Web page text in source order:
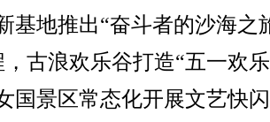
基地推出“奋斗者的沙海之
古浪欢乐谷打造“五一欢
国景区常态化开展文艺快